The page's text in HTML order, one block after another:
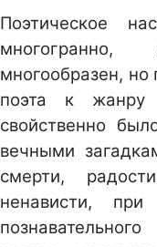
Поэтическое
многообразен, но
поэта к жанру
свойственно
вечными
смерти,
ненависти,